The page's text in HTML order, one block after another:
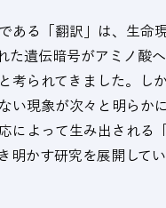
ある「翻訳」は、生命
た遺伝暗号がアミノ酸
考られてきました。し
い現象が次々と明らか
によって生み出される
明かす研究を展開してい